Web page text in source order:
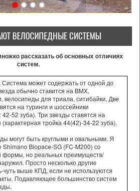
ВЕЛОСИПЕДНЫЕ СИСТЕМЫ
рассказать об основных отличиях
систем.
Система может содержать от одной до
обычно ставится на BMX,
велосипеды для триала, ситибайки. Две
на туринги и шоссейники
52 зуба). Три звезды ставятся на
(характерная тройка 44(42)-34-22 зуба).
могут быть круглыми и овальными. Я
Shimano Biopace-SG (FC-M200) со
формы, но реальных преимуществ/
Просто несколько другие
выше КПД, если не используются
Подавляющее большинство систем